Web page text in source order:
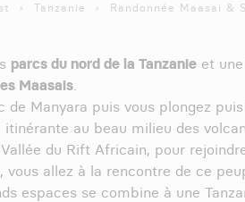
Tanzanie Randonnée Maasai &
parcs du nord de la Tanzanie et une
Maasais.
Manyara puis vous plongez
au beau milieu des
du Rift Africain, pour
allez à la rencontre de ce
espaces se combine à une